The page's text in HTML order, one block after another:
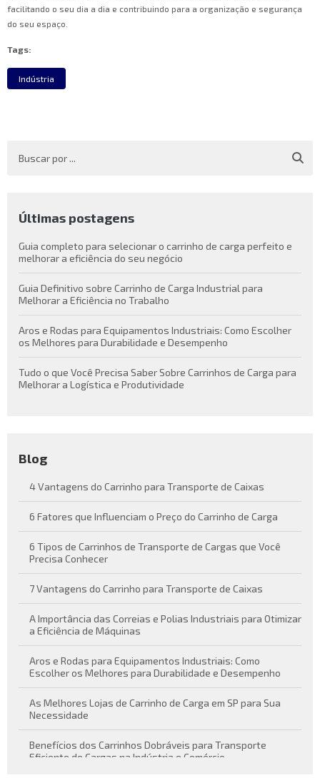
facilitando o seu dia a dia e contribuindo para a organização e segurança
do seu espaço.
Tags:
Indústria
Últimas postagens
Guia completo para selecionar o carrinho de carga perfeito e
melhorar a eficiência do seu negócio
Guia Definitivo sobre Carrinho de Carga Industrial para
Melhorar a Eficiência no Trabalho
Aros e Rodas para Equipamentos Industriais: Como Escolher
os Melhores para Durabilidade e Desempenho
Tudo o que Você Precisa Saber Sobre Carrinhos de Carga para
Melhorar a Logística e Produtividade
Blog
4 Vantagens do Carrinho para Transporte de Caixas
6 Fatores que Influenciam o Preço do Carrinho de Carga
6 Tipos de Carrinhos de Transporte de Cargas que Você
Precisa Conhecer
7 Vantagens do Carrinho para Transporte de Caixas
A Importância das Correias e Polias Industriais para Otimizar
a Eficiência de Máquinas
Aros e Rodas para Equipamentos Industriais: Como
Escolher os Melhores para Durabilidade e Desempenho
As Melhores Lojas de Carrinho de Carga em SP para Sua
Necessidade
Benefícios dos Carrinhos Dobráveis para Transporte
Eficiente de Cargas na Indústria e Comércio